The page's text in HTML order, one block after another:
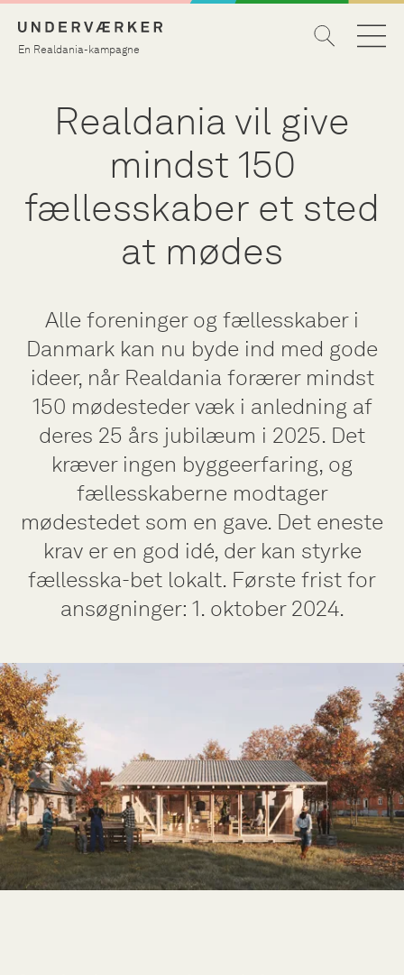
En Realdania-kampagne
Realdania vil give
mindst 150
fællesskaber et sted
at mødes
Alle foreninger og fællesskaber i
Danmark kan nu byde ind med gode
ideer, når Realdania forærer mindst
150 mødesteder væk i anledning af
deres 25 års jubilæum i 2025. Det
kræver ingen byggeerfaring, og
fællesskaberne modtager
mødestedet som en gave. Det eneste
krav er en god idé, der kan styrke
fællesska-bet lokalt. Første frist for
ansøgninger: 1. oktober 2024.